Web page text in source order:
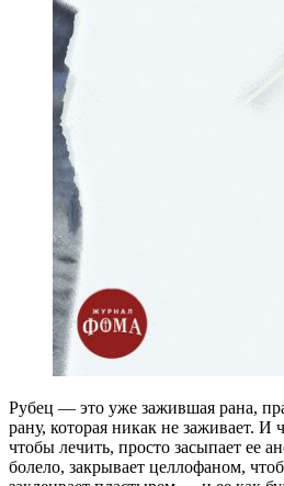
Рубец — это уже зажившая рана,
рану, которая никак не заживает. И
чтобы лечить, просто засыпает ее
болело, закрывает целлофаном,